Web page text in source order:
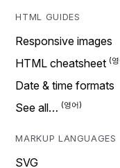
HTML GUIDES
Responsive images
HTML cheatsheet
Date & time formats
See all…
MARKUP LANGUAGES
SVG